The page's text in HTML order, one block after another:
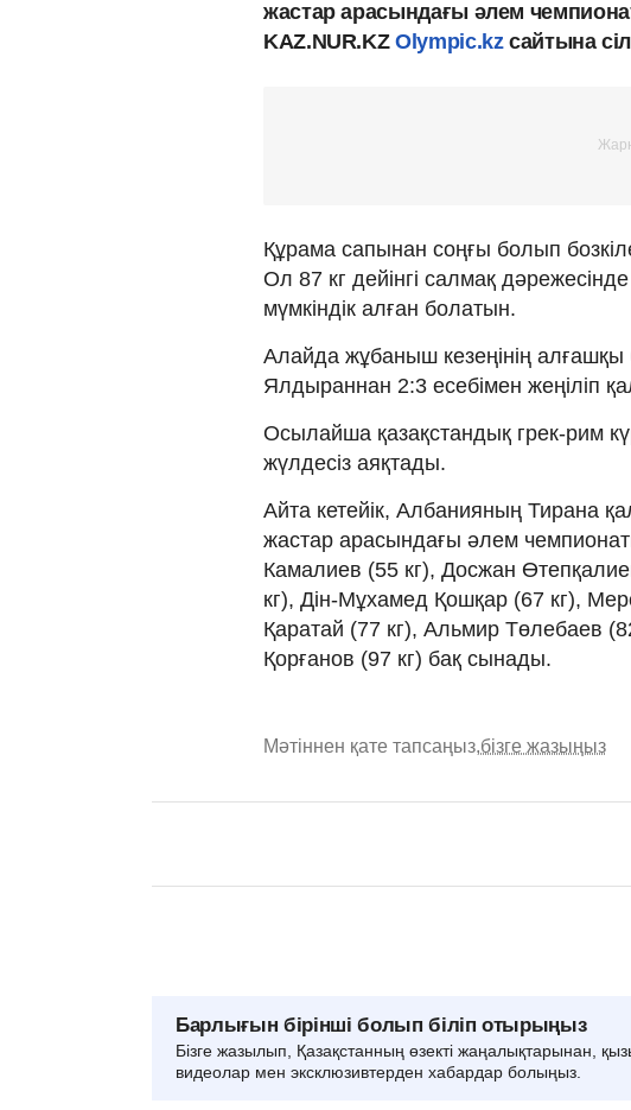
жастар арасындағы әлем
KAZ.NUR.KZOlympic.kzсайтына
Құрама сапынан соңғы болып
Ол 87 кг дейінгі салмақ
мүмкіндік алған болатын.
Алайда жұбаныш кезеңінің алғашқы
Ялдыраннан 2:3 есебімен жеңіліп
Осылайша қазақстандық грек-рим
жүлдесіз аяқтады.
Айта кетейік, Албанияның Тирана
жастар арасындағы әлем
Камалиев (55 кг), Досжан
кг), Дін-Мұхамед Қошқар (67 кг),
Қаратай (77 кг), Альмир Төлебаев
Қорғанов (97 кг) бақ сынады.
Мәтіннен қате тапсаңыз,бізге жазыңыз
Барлығын бірінші болып біліп отырыңыз
Бізге жазылып, Қазақстанның өзекті жаңалықтарынан,
видеолар мен эксклюзивтерден хабардар болыңыз.